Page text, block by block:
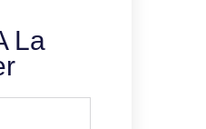
La